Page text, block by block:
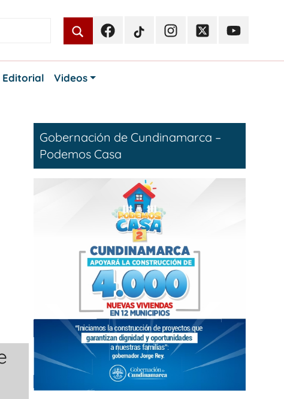
FacebookTikTokInstagramTwitterYoutube
Editorial Videos
Gobernación de Cundinamarca –
Podemos Casa